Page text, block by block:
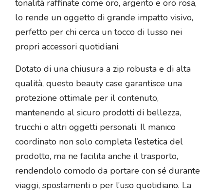
tonalità raffinate come oro, argento e oro rosa,
lo rende un oggetto di grande impatto visivo,
perfetto per chi cerca un tocco di lusso nei
propri accessori quotidiani.
Dotato di una chiusura a zip robusta e di alta
qualità, questo beauty case garantisce una
protezione ottimale per il contenuto,
mantenendo al sicuro prodotti di bellezza,
trucchi o altri oggetti personali. Il manico
coordinato non solo completa l’estetica del
prodotto, ma ne facilita anche il trasporto,
rendendolo comodo da portare con sé durante
viaggi, spostamenti o per l’uso quotidiano. La